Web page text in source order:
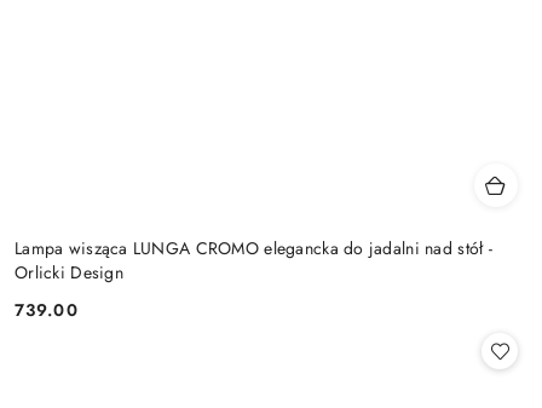
Lampa wisząca LUNGA CROMO elegancka do jadalni nad stół -
Orlicki Design
Cena:
739.00